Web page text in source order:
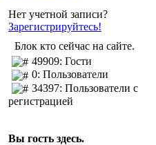
Нет учетной записи?
Зарегистрируйтесь!
Блок кто сейчас на сайте.
49909: Гости
0: Пользователи
34397: Пользователи с
регистрацией
Вы гость здесь.